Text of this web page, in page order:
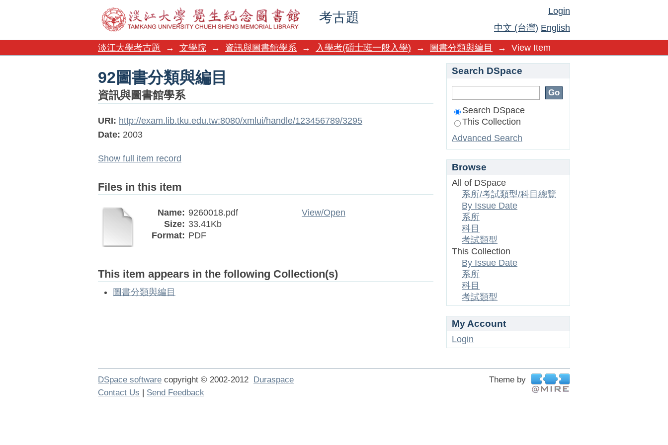
考古題
92圖書分類與編目
Login
中文 (台灣) English
淡江大學考古題
→ 文學院 → 資訊與圖書館學系 → 入學考(碩士班一般入學) → 圖書分類與編目 → View Item
92圖書分類與編目
資訊與圖書館學系
URI: http://exam.lib.tku.edu.tw:8080/xmlui/handle/123456789/3295
Date: 2003
Show full item record
Files in this item
Name: 9260018.pdf
Size: 33.41Kb
Format: PDF
View/Open
This item appears in the following Collection(s)
圖書分類與編目
Search DSpace
Search DSpace
This Collection
Advanced Search
Browse
All of DSpace
系所/考試類型/科目總覽
By Issue Date
系所
科目
考試類型
This Collection
By Issue Date
系所
科目
考試類型
My Account
Login
DSpace software copyright © 2002-2012 Duraspace
Theme by
Contact Us | Send Feedback